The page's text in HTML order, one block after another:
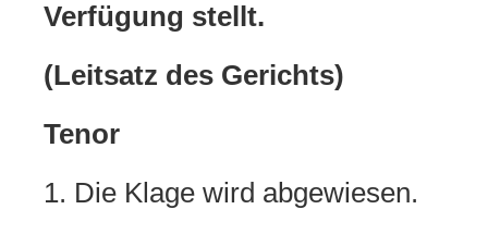
Verfügung stellt.
(Leitsatz des Gerichts)
Tenor
1. Die Klage wird abgewiesen.